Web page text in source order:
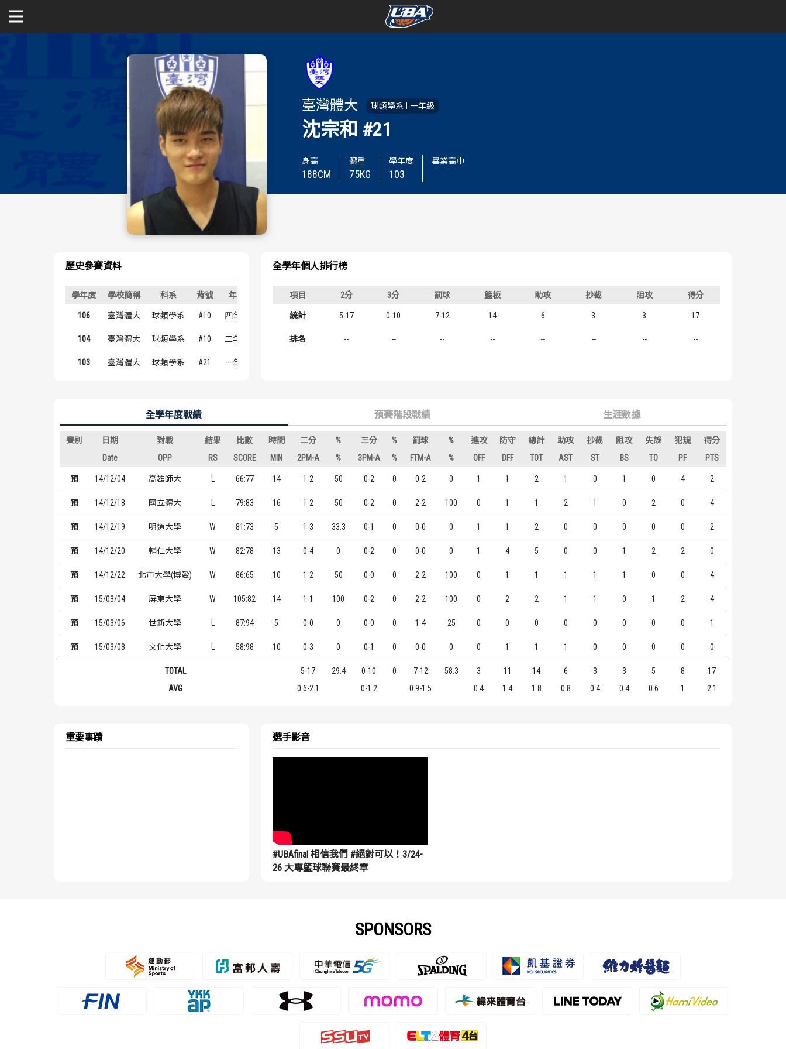
賽程表
球隊資訊
歷史數據排行
賽程表
球隊資訊
歷史數據排行
臺灣體大 球類學系 一年級
沈宗和 #21
身高
188CM
體重
75KG
學年度
103
畢業高中
歷史參賽資料
學年度 學校簡稱 科系 背號 年級
106 臺灣體大 球類學系 #10 四年級
104 臺灣體大 球類學系 #10 二年級
103 臺灣體大 球類學系 #21 一年級
全學年個人排行榜
項目 2分 3分 罰球 籃板 助攻 抄截 阻攻 得分
統計 5-17 0-10 7-12 14 6 3 3 17
排名 -- -- -- -- -- -- -- --
全學年度戰績 預賽階段戰績 生涯數據
賽別 日期 對戰 結果 比數 時間 二分 % 三分 % 罰球 % 進攻 防守 總計 助攻 抄截 阻攻 失誤 犯規
得分
Date
OPP RS SCORE MIN 2PM-A % 3PM-A % FTM-A % OFF DFF TOT AST ST BS TO PF PTS
預 14/12/04 高雄師大 66:77 14 1-2 50 0-2 0 0-2 0 1 1 2 1 0 1 0 4 2
預 14/12/18 國立體大 79:83 16 1-2 50 0-2 0 2-2 100 0 1 1 2 1 0 2 0 4
預 14/12/19 明道大學 W 81:73 5 1-3 33.3 0-1 0 0-0 0 1 1 2 0 0 0 0 0 2
預 14/12/20 輔仁大學 W 82:78 13 0-4 0 0-2 0 0-0 0 1 4 5 0 0 1 2 2 0
預 14/12/22 北市大學(博愛) W 86:65 10 1-2 50 0-0 0 2-2 100 0 1 1 1 1 1 0 0 4
預 15/03/04 屏東大學 W 105:82 14 1-1 100 0-2 0 2-2 100 0 2 2 1 1 0 1 2 4
預 15/03/06 世新大學 87:94 5 0-0 0 0-0 0 1-4 25 0 0 0 0 0 0 0 0 1
預 15/03/08 文化大學 58:98 10 0-3 0 0-1 0 0-0 0 0 1 1 1 0 0 0 0 0
TOTAL 5-17 29.4 0-10 0 7-12 58.3 3 11 14 6 3 3 5 8
17
AVG
0.6-2.1 0-1.2 0.9-1.5 0.4 1.4 1.8 0.8 0.4 0.4 0.6 1 2.1
重要事蹟 選手影音
#UBAfinal 相信我們 #絕對可以！3/24-
26 大專籃球聯賽最終章
SPONSORS